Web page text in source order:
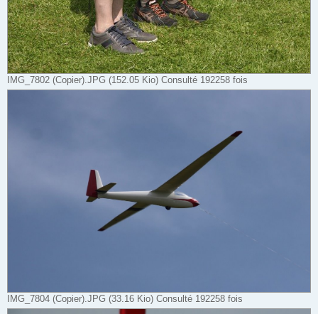
IMG_7802 (Copier).JPG (152.05 Kio) Consulté 192258 fois
IMG_7804 (Copier).JPG (33.16 Kio) Consulté 192258 fois